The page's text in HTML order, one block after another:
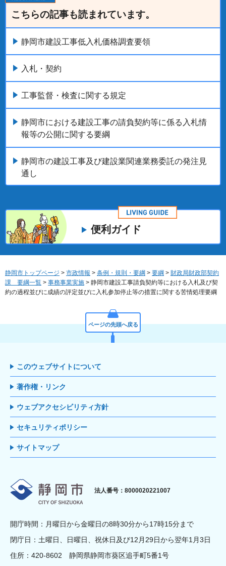
こちらの記事も読まれています。
静岡市建設工事低入札価格調査要領
入札・契約
工事監督・検査に関する規定
静岡市における建設工事の請負契約等に係る入札情
報等の公開に関する要綱
静岡市の建設工事及び建設業関連業務委託の発注見
通し
便利ガイド
静岡市トップページ > 市政情報 > 条例・規則・要綱 > 要綱 > 財政局財政部契約
課 要綱一覧 > 事務事業実施 > 静岡市建設工事請負契約等における入札及び契
約の過程並びに成績の評定並びに入札参加停止等の措置に関する苦情処理要綱
ページの先頭へ戻る
このウェブサイトについて
著作権・リンク
ウェブアクセシビリティ方針
セキュリティポリシー
サイトマップ
静岡市
法人番号：8000020221007
開庁時間：月曜日から金曜日の8時30分から17時15分まで
閉庁日：土曜日、日曜日、祝休日及び12月29日から翌年1月3日
住所：420-8602 静岡県静岡市葵区追手町5番1号